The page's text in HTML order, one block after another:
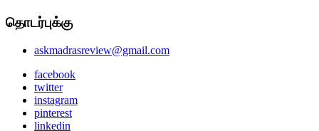
தொடர்புக்கு
askmadrasreview@gmail.com
facebook
twitter
instagram
pinterest
linkedin